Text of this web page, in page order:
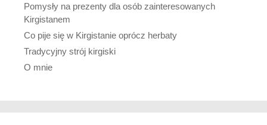
Pomysły na prezenty dla osób zainteresowanych
Kirgistanem
Co pije się w Kirgistanie oprócz herbaty
Tradycyjny strój kirgiski
O mnie